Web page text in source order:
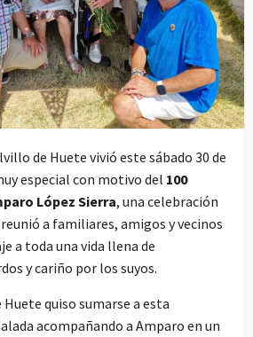
de Huete vivió este sábado 30 de
especial con motivo del 100
López Sierra, una celebración
a familiares, amigos y vecinos
a toda una vida llena de
y cariño por los suyos.
quiso sumarse a esta
acompañando a Amparo en un